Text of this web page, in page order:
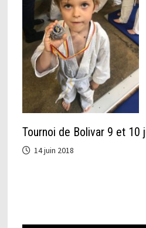
Tournoi de Bolivar 9 et 10
14 juin 2018